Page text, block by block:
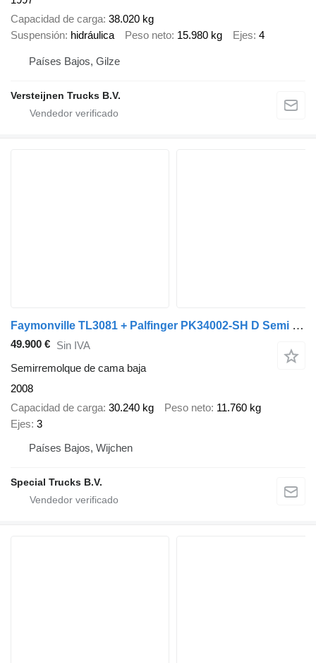
Capacidad de carga 38.020 kg
Suspensión hidráulica Peso neto 15.980 kg Ejes 4
Países Bajos, Gilze
Versteijnen Trucks B.V.
Faymonville TL3081 + Palfinger PK34002-SH D Semi lowloader / dieplader / tie
49.900 € Sin IVA
Semirremolque de cama baja
2008
Capacidad de carga 30.240 kg Peso neto 11.760 kg
Ejes 3
Países Bajos, Wijchen
Special Trucks B.V.